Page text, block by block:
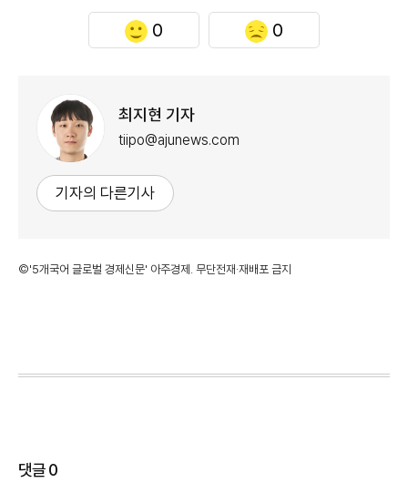
0 0
최지현 기자
tiipo@ajunews.com
기자의 다른기사
©'5개국어 글로벌 경제신문' 아주경제. 무단전재·재배포 금지
댓글0